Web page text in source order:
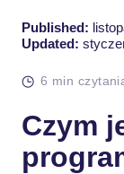
Published:
Updated:
6 min
Czym